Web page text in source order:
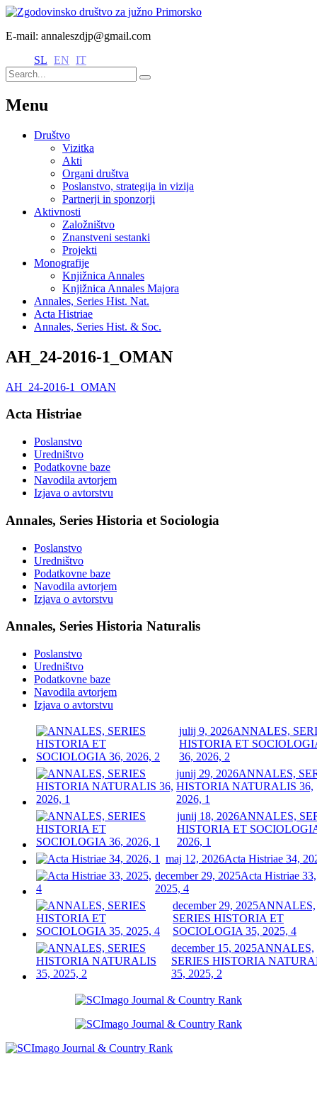
E-mail: annaleszdjp@gmail.com
SL EN IT
Menu
Društvo
Vizitka
Akti
Organi društva
Poslanstvo, strategija in vizija
Partnerji in sponzorji
Aktivnosti
Založništvo
Znanstveni sestanki
Projekti
Monografije
Knjižnica Annales
Knjižnica Annales Majora
Annales, Series Hist. Nat.
Acta Histriae
Annales, Series Hist. & Soc.
AH_24-2016-1_OMAN
AH_24-2016-1_OMAN
Acta Histriae
Poslanstvo
Uredništvo
Podatkovne baze
Navodila avtorjem
Izjava o avtorstvu
Annales, Series Historia et Sociologia
Poslanstvo
Uredništvo
Podatkovne baze
Navodila avtorjem
Izjava o avtorstvu
Annales, Series Historia Naturalis
Poslanstvo
Uredništvo
Podatkovne baze
Navodila avtorjem
Izjava o avtorstvu
julij 9, 2026ANNALES,
HISTORIA ET
36, 2026, 2
junij 29, 2026ANNALES,
HISTORIA NATURALIS 36,
2026, 1
junij 18, 2026ANNALES,
HISTORIA ET
2026, 1
maj 12, 2026Acta Histriae 34,
december 29, 2025Acta Histriae 33,
2025, 4
december 29, 2025ANNALES,
SERIES HISTORIA ET
SOCIOLOGIA 35, 2025, 4
december 15, 2025ANNALES,
SERIES HISTORIA
35, 2025, 2